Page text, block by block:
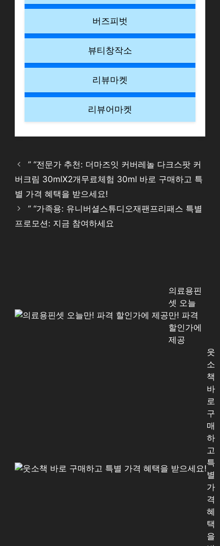
버즈피벗
뷰티창작소
리뷰마켓
리뷰어마켓
” “전문가 추천: 더마즈잇 커버레놀 다크스팟 커
버크림 30mlX2개무료체험 30ml 바로 구매하고 특
별 가격 혜택을 받으세요!
” “가족용: 유니버셜스튜디오재팬프리패스 특별
프로모션: 지금 참여하세요
의료용핀
셋 오늘
만! 파격
할인가에
제공
웃
소
책
바
로
구
매
하
고
특
별
가
격
혜
택
을